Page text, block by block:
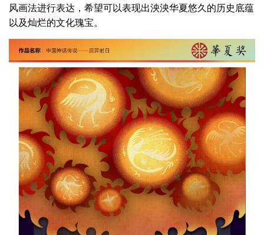
风画法进行表达，希望可以表现出泱泱华夏悠久的历史底蕴
以及灿烂的文化瑰宝。